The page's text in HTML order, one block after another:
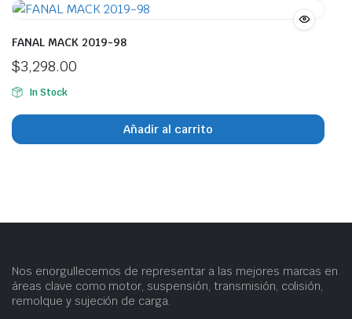
FANAL MACK 2019-98
$3,298.00
In Stock
Añadir al carrito
Nos enorgullecemos de representar a las mejores marcas en
áreas clave como motor, suspensión, transmisión, colisión,
remolque y sujeción de carga.